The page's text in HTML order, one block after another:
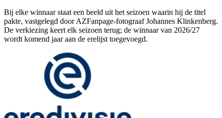
Bij elke winnaar staat een beeld uit het seizoen waarin hij de titel
pakte, vastgelegd door AZFanpage-fotograaf Johannes Klinkenberg.
De verkiezing keert elk seizoen terug; de winnaar van 2026/27
wordt komend jaar aan de erelijst toegevoegd.